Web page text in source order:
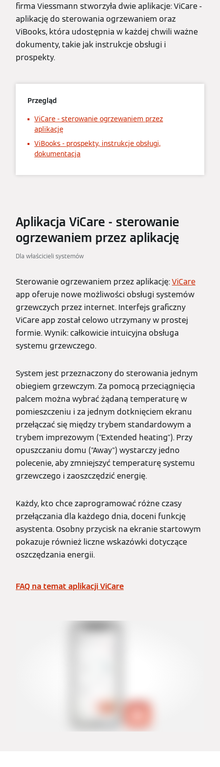
firma Viessmann stworzyła dwie aplikacje: ViCare -
aplikację do sterowania ogrzewaniem oraz
ViBooks, która udostępnia w każdej chwili ważne
dokumenty, takie jak instrukcje obsługi i
prospekty.
Przegląd
ViCare - sterowanie ogrzewaniem przez
aplikację
ViBooks - prospekty, instrukcje obsługi,
dokumentacja
Aplikacja ViCare - sterowanie
ogrzewaniem przez aplikację
Dla właścicieli systemów
Sterowanie ogrzewaniem przez aplikację:ViCare
app oferuje nowe możliwości obsługi systemów
grzewczych przez internet. Interfejs graficzny
ViCare app został celowo utrzymany w prostej
formie. Wynik: całkowicie intuicyjna obsługa
systemu grzewczego.
System jest przeznaczony do sterowania jednym
obiegiem grzewczym. Za pomocą przeciągnięcia
palcem można wybrać żądaną temperaturę w
pomieszczeniu i za jednym dotknięciem ekranu
przełączać się między trybem standardowym a
trybem imprezowym ("Extended heating"). Przy
opuszczaniu domu ("Away") wystarczy jedno
polecenie, aby zmniejszyć temperaturę systemu
grzewczego i zaoszczędzić energię.
Każdy, kto chce zaprogramować różne czasy
przełączania dla każdego dnia, doceni funkcję
asystenta. Osobny przycisk na ekranie startowym
pokazuje również liczne wskazówki dotyczące
oszczędzania energii.
FAQ na temat aplikacji ViCare